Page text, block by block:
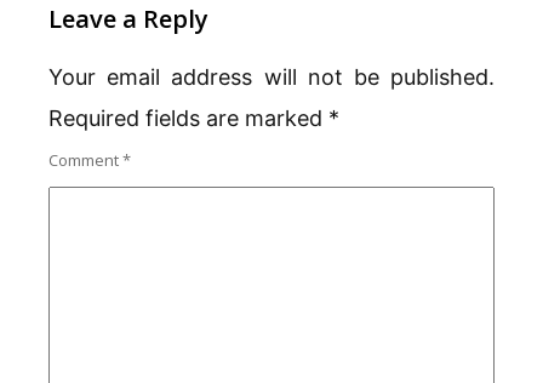
Leave a Reply
Your email address will not be published.
Required fields are marked *
Comment*